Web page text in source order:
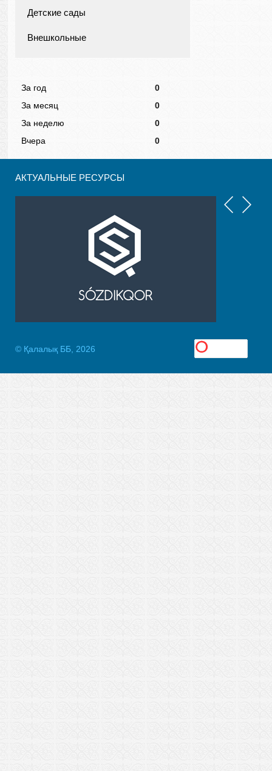
Детские сады
Внешкольные
За год
0
За месяц
0
За неделю
0
Вчера
0
АКТУАЛЬНЫЕ РЕСУРСЫ
© Қалалық ББ, 2026